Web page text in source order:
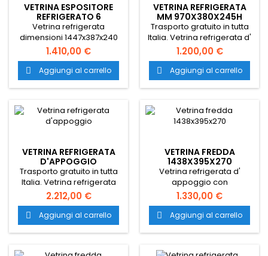
VETRINA ESPOSITORE
REFRIGERATO 6
VASCHETTE
Vetrina refrigerata
dimensioni 1447x387x240
mm dotata di doppio vetro
curvo temperato con
cerniera per facilitare la
pulizia interna, porte
scorrevoli posteriori e luci
interruttore indipendente.
Trasporto gratuito in tutta
1.410,00 €
 Aggiungi al carrello
VETRINA REFRIGERATA
MM 970X380X245H
Trasporto gratuito in tutta
Italia. Vetrina refrigerata d'
appoggio con dimensioni
970x380x245 e
temperatura +2°/+6°C.
Espositore refrigerato a 1
piano con illuminazione
massima visibilità.
1.200,00 €
 Aggiungi al carrello
VETRINA REFRIGERATA
D'APPOGGIO
Trasporto gratuito in tutta
Italia. Vetrina refrigerata
progettata per poter
realizzare esposizioni di
pesce, carne e antipasti.
Espositore refrigerato a un
piano con illuminazione a
2.212,00 €
 Aggiungi al carrello
VETRINA FREDDA
1438X395X270
Vetrina refrigerata d'
appoggio con
refrigerazione statica che
permette ampia visibilità e
grande superficie di
appoggio dei prodotti
esposti. Trasporto gratuito
1.330,00 €
 Aggiungi al carrello